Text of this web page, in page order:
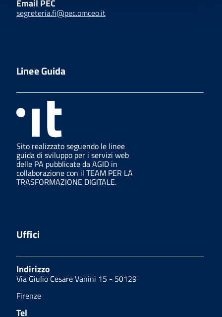
Email PEC
segreteria.fi@pec.omceo.it
Linee Guida
Sito realizzato seguendo le linee
guida di sviluppo per i servizi web
delle PA pubblicate da AGID in
collaborazione con il TEAM PER LA
TRASFORMAZIONE DIGITALE.
Uffici
Indirizzo
Via Giulio Cesare Vanini 15 - 50129
Firenze
Tel